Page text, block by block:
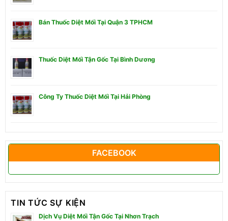
Bán Thuốc Diệt Mối Tại Quận 3 TPHCM
Thuốc Diệt Mối Tận Gốc Tại Bình Dương
Công Ty Thuốc Diệt Mối Tại Hải Phòng
FACEBOOK
TIN TỨC SỰ KIỆN
Dịch Vụ Diệt Mối Tận Gốc Tại Nhơn Trạch